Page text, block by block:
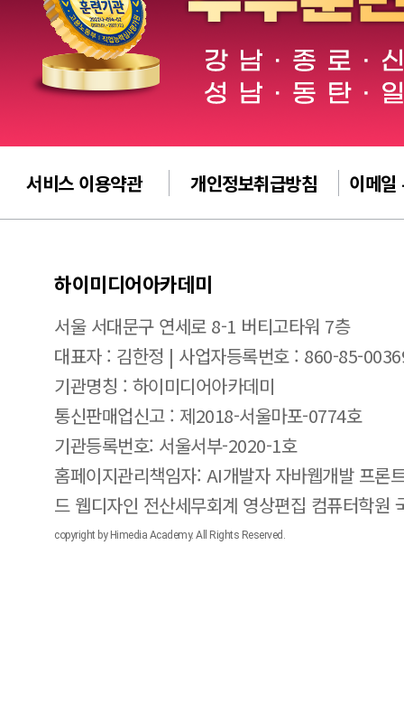
서비스 이용약관 개인정보취급방침 이메일
하이미디어아카데미
서울 서대문구 연세로 8-1 버티고타워 7층
대표자 : 김한정 | 사업자등록번호 : 860-85-
기관명칭 : 하이미디어아카데미
통신판매업신고 : 제2018-서울마포-0774호
기관등록번호: 서울서부-2020-1호
홈페이지관리책임자: AI개발자 자바웹개발 프론
드 웹디자인 전산세무회계 영상편집 컴퓨터학원
copyright by Himedia Academy. All Rights Reserved.